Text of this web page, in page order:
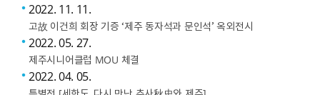
2022. 11. 11.
고故 이건희 회장 기증 ‘제주 동자석과 문인석’ 옥외전시​
2022. 05. 27.
제주시니어클럽 MOU 체결
2022. 04. 05.